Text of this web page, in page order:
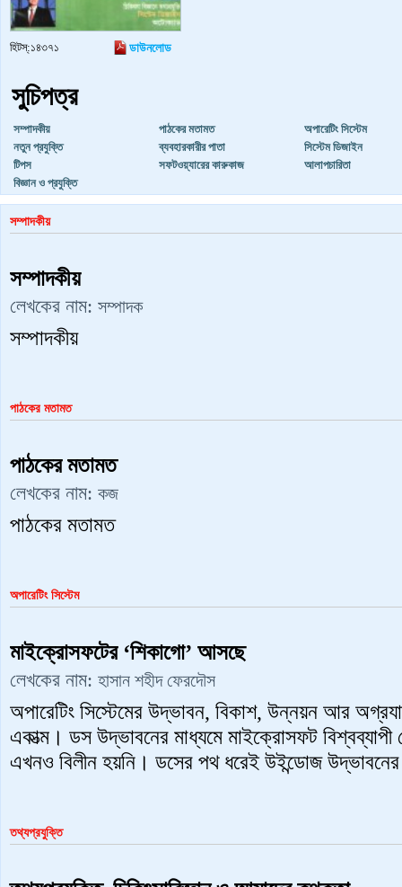
হিটস্:১৪৩৭১ ডাউনলোড
সুচিপত্র
সম্পাদকীয় পাঠকের মতামত
অপারেটিং সিস্টেম
নতুন প্রযুক্তি
ব্যবহারকারীর পাতা
সিস্টেম ডিজাইন
টিপস
সফটওয়্যারের কারুকাজ
আলাপচারিতা
বিজ্ঞান ও প্রযুক্তি
সম্পাদকীয়
সম্পাদকীয়
লেখকের নাম: সম্পাদক
সম্পাদকীয়
পাঠকের মতামত
পাঠকের মতামত
লেখকের নাম: কজ
পাঠকের মতামত
অপারেটিং সিস্টেম
মাইক্রোসফটের ‘শিকাগো’ আসছে
লেখকের নাম: হাসান শহীদ ফেরদৌস
অপারেটিং সিস্টেমের উদ্ভাবন, বিকাশ, উন্নয়ন আর
একাত্ম। ডস উদ্ভাবনের মাধ্যমে মাইক্রোসফট
এখনও বিলীন হয়নি। ডসের পথ ধরেই উইন্ডোজ
তথ্যপ্রযুক্তি